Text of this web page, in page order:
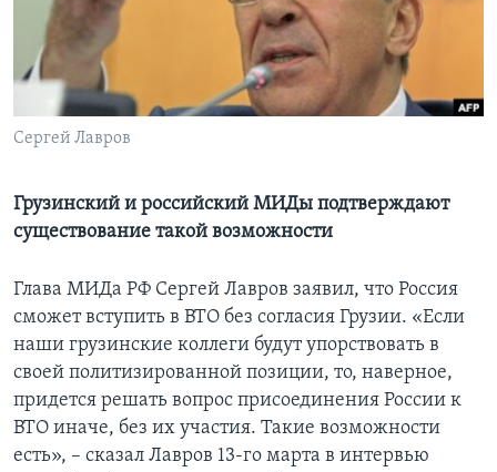
Learning English
СОЦИАЛЬНЫЕ СЕТИ
Языки
Сергей Лавров
Грузинский и российский МИДы подтверждают
существование такой возможности
Глава МИДа РФ Сергей Лавров заявил, что Россия
сможет вступить в ВТО без согласия Грузии. «Если
наши грузинские коллеги будут упорствовать в
своей политизированной позиции, то, наверное,
придется решать вопрос присоединения России к
ВТО иначе, без их участия. Такие возможности
есть», – сказал Лавров 13-го марта в интервью